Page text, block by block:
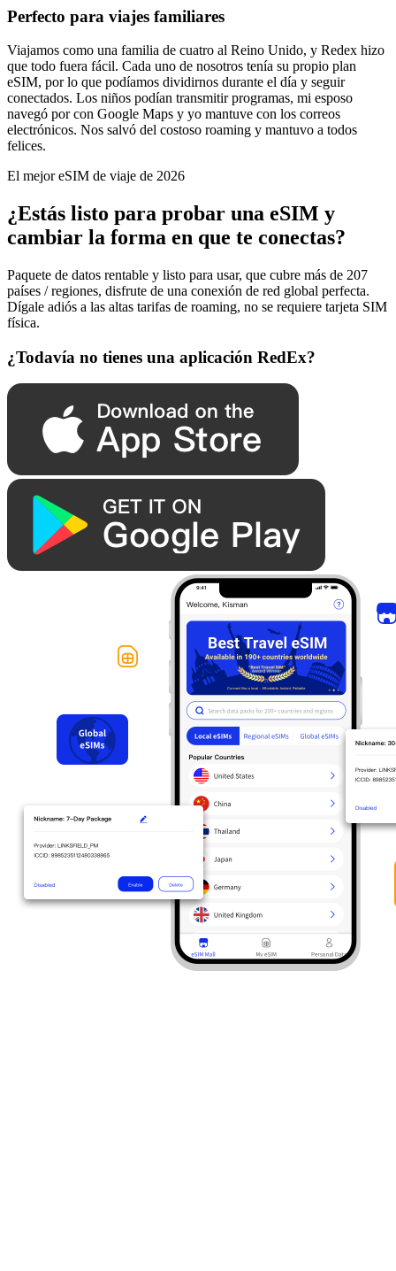
Perfecto para viajes familiares
Viajamos como una familia de cuatro al Reino Unido, y Redex hizo
que todo fuera fácil. Cada uno de nosotros tenía su propio plan
eSIM, por lo que podíamos dividirnos durante el día y seguir
conectados. Los niños podían transmitir programas, mi esposo
navegó por con Google Maps y yo mantuve con los correos
electrónicos. Nos salvó del costoso roaming y mantuvo a todos
felices.
El mejor eSIM de viaje de 2026
¿Estás listo para probar una eSIM y
cambiar la forma en que te conectas?
Paquete de datos rentable y listo para usar, que cubre más de 207
países / regiones, disfrute de una conexión de red global perfecta.
Dígale adiós a las altas tarifas de roaming, no se requiere tarjeta SIM
física.
¿Todavía no tienes una aplicación RedEx?